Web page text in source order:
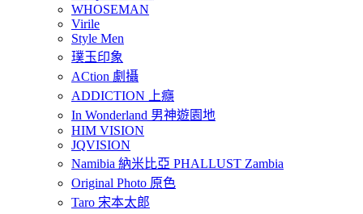
WHOSEMAN
Virile
Style Men
璞玉印象
ACtion 劇攝
ADDICTION 上癮
In Wonderland 男神遊園地
HIM VISION
JQVISION
Namibia 納米比亞 PHALLUST Zambia
Original Photo 原色
Taro 宋本太郎